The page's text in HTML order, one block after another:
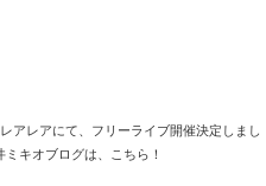
アレアにて、フリーライブ開催決定しまし
キオブログは、こちら！